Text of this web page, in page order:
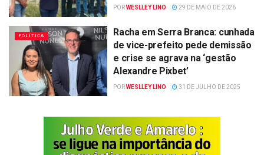
PORWESLLEY LINO 29 DE MAIO DE 2026
POLÍTICA
Racha em Serra Branca: cunhada
de vice-prefeito pede demissão
e crise se agrava na ‘gestão
Alexandre Pixbet’
PORWESLLEY LINO 31 DE JULHO DE 2025